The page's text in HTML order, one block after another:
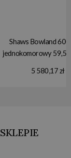
Shaws Bowland
jednokomorowy
5 580,17 zł